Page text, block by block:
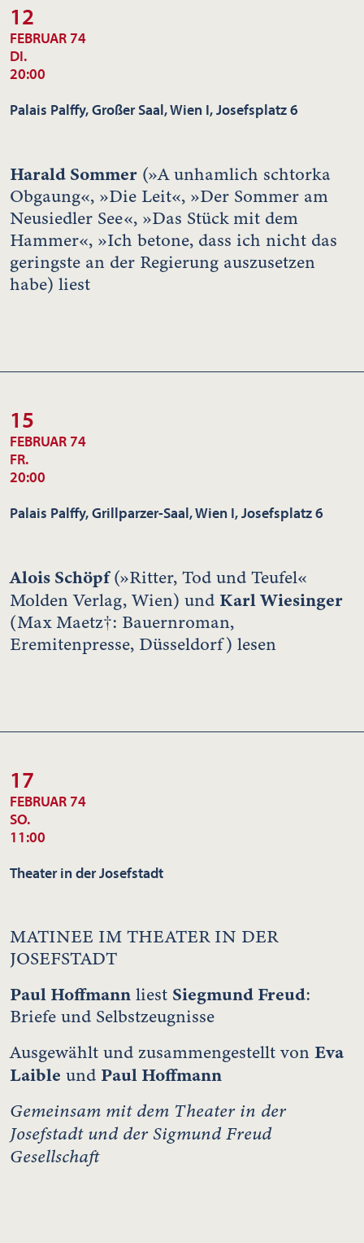
12
FEBRUAR 74
DI.
20:00
Palais Palffy, Großer Saal, Wien I, Josefsplatz 6
Harald Sommer (»A unhamlich schtorka
Obgaung«, »Die Leit«, »Der Sommer am
Neusiedler See«, »Das Stück mit dem
Hammer«, »Ich betone, dass ich nicht das
geringste an der Regierung auszusetzen
habe) liest
15
FEBRUAR 74
FR.
20:00
Palais Palffy, Grillparzer-Saal, Wien I, Josefsplatz 6
Alois Schöpf(»Ritter, Tod und Teufel«
Molden Verlag, Wien) und Karl Wiesinger
(Max Maetz†: Bauernroman,
Eremitenpresse, Düsseldorf) lesen
17
FEBRUAR 74
SO.
11:00
Theater in der Josefstadt
MATINEE IM THEATER IN DER
JOSEFSTADT
Paul Hoffmann liest Siegmund Freud:
Briefe und Selbstzeugnisse
Ausgewählt und zusammengestellt von Eva
Laible und Paul Hoffmann
Gemeinsam mit dem Theater in der
Josefstadt und der Sigmund Freud
Gesellschaft